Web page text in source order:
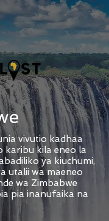
vivutio kadhaa
karibu kila eneo la
ya kiuchumi,
utalii wa maeneo
wa Zimbabwe
pia inanufaika na